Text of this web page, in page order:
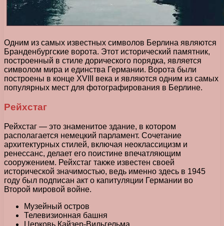
Одним из самых известных символов Берлина являются
Бранденбургские ворота. Этот исторический памятник,
построенный в стиле дорического порядка, является
символом мира и единства Германии. Ворота были
построены в конце XVIII века и являются одним из самых
популярных мест для фотографирования в Берлине.
Рейхстаг
Рейхстаг — это знаменитое здание, в котором
располагается немецкий парламент. Сочетание
архитектурных стилей, включая неоклассицизм и
ренессанс, делает его поистине впечатляющим
сооружением. Рейхстаг также известен своей
исторической значимостью, ведь именно здесь в 1945
году был подписан акт о капитуляции Германии во
Второй мировой войне.
Музейный остров
Телевизионная башня
Церковь Кайзер-Вильгельма